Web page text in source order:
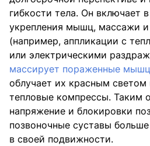
гибкости тела. Он включает
укрепления мышц, массажи
(например, аппликации с
или электрическими
массирует пораженные
облучает их красным светом
тепловые компрессы. Таким
напряжение и блокировки
позвоночные суставы
в своей подвижности.